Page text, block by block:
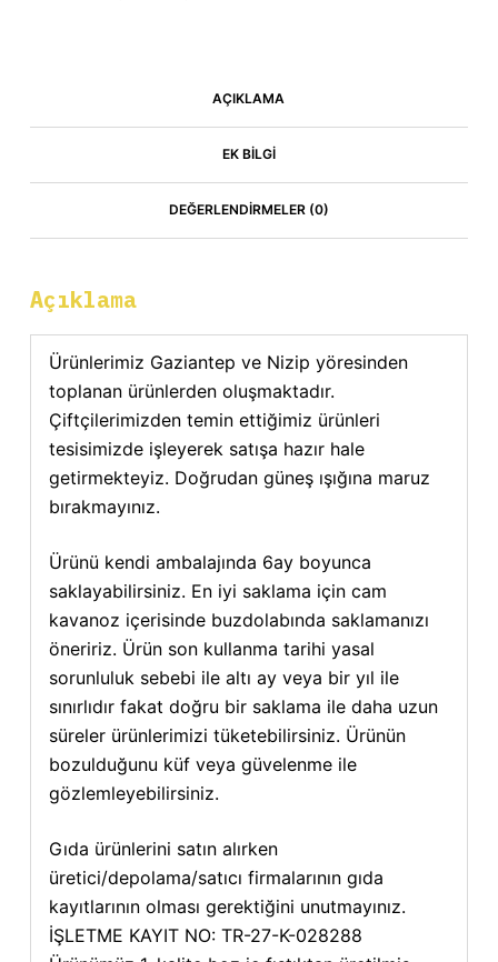
AÇIKLAMA
EK BILGI
DEĞERLENDIRMELER (0)
Açıklama
Ürünlerimiz Gaziantep ve Nizip yöresinden
toplanan ürünlerden oluşmaktadır.
Çiftçilerimizden temin ettiğimiz ürünleri
tesisimizde işleyerek satışa hazır hale
getirmekteyiz. Doğrudan güneş ışığına maruz
bırakmayınız.
Ürünü kendi ambalajında 6ay boyunca
saklayabilirsiniz. En iyi saklama için cam
kavanoz içerisinde buzdolabında saklamanızı
öneririz. Ürün son kullanma tarihi yasal
sorunluluk sebebi ile altı ay veya bir yıl ile
sınırlıdır fakat doğru bir saklama ile daha uzun
süreler ürünlerimizi tüketebilirsiniz. Ürünün
bozulduğunu küf veya güvelenme ile
gözlemleyebilirsiniz.
Gıda ürünlerini satın alırken
üretici/depolama/satıcı firmalarının gıda
kayıtlarının olması gerektiğini unutmayınız.
İŞLETME KAYIT NO: TR-27-K-028288